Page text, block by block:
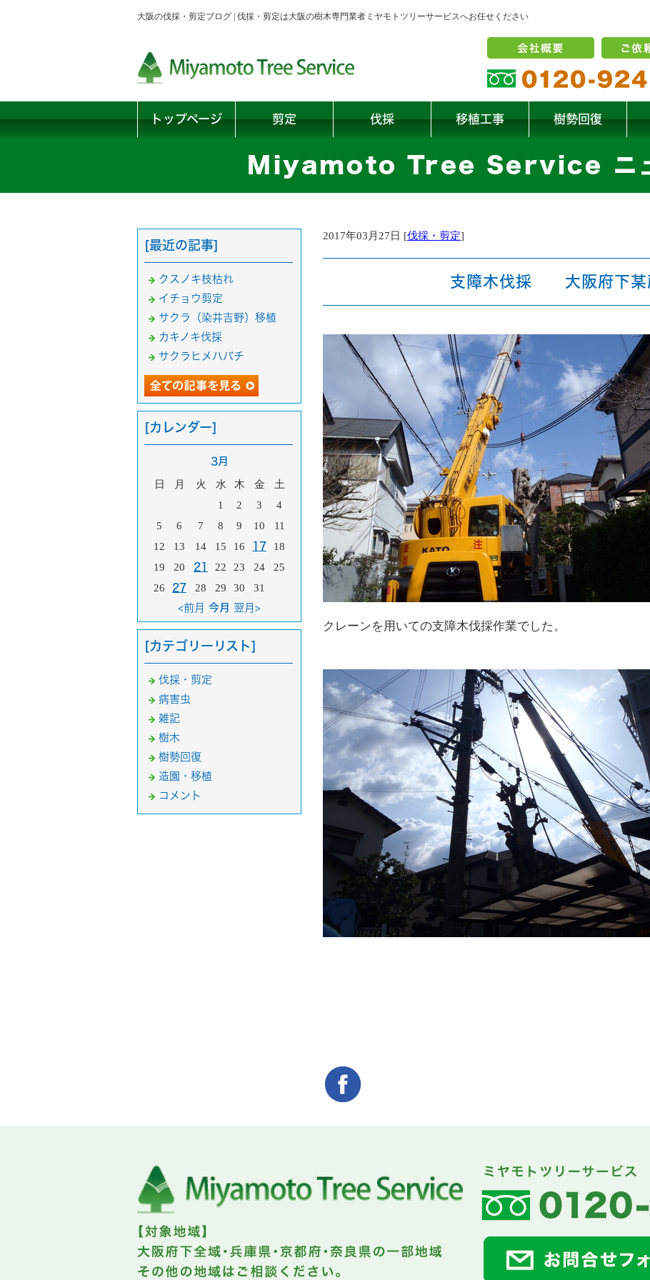
大阪の伐採・剪定ブログ | 伐採・剪定は大阪の樹木専門業者ミヤモトツリーサービスへお任せください
トップページ 剪定 伐採 移植工事 樹勢回復
Miyamoto Tree Service ニ
2017年03月27日 [伐採・剪定]
支障木伐採 大阪府下某
クレーンを用いての支障木伐採作業でした。
[最近の記事]
クスノキ枝枯れ
イチョウ剪定
サクラ（染井吉野）移植
カキノキ伐採
サクラヒメハバチ
[カレンダー]
3月
日 月 火 水 木 金
土
1
2 3
4
5
6 7 8 9 10
11
12
13 14 15 16 17
18
19
20 21 22 23 24
25
26
27 28 29 30 31
<前月 今月 翌月>
[カテゴリーリスト]
伐採・剪定
病害虫
雑記
樹木
樹勢回復
造園・移植
コメント